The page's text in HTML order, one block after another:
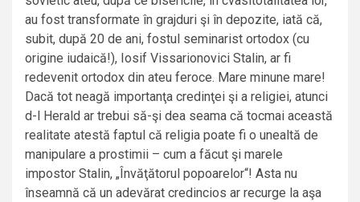
au fost transformate în grajduri şi în depozite, iată că,
subit, după 20 de ani, fostul seminarist ortodox (cu
origine iudaică!), Iosif Vissarionovici Stalin, ar fi
redevenit ortodox din ateu feroce. Mare minune mare!
Dacă tot neagă importanţa credinţei şi a religiei, atunci
d-l Herald ar trebui să-şi dea seama că tocmai această
realitate atestă faptul că religia poate fi o unealtă de
manipulare a prostimii – cum a făcut şi marele
impostor Stalin, „Învăţătorul popoarelor“! Asta nu
înseamnă că un adevărat credincios ar recurge la aşa